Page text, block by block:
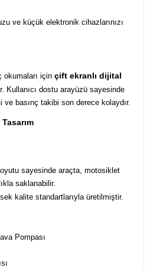
ve küçük elektronik cihazlarınızı
okumaları için çift ekranlı dijital
Kullanıcı dostu arayüzü sayesinde
basınç takibi son derece kolaydır.
sayesinde araçta, motosiklet
saklanabilir.
kalite standartlarıyla üretilmiştir.
Pompası